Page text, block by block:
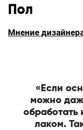
Пол
Мнение
«Если
можно
обработать
лаком.